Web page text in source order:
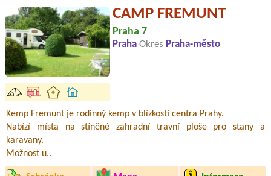
CAMP FREMUNT
Praha 7
Praha Okres Praha-město
Kemp Fremunt je rodinný kemp v blízkosti centra Prahy.
Nabízí místa na stíněné zahradní travní ploše pro stany a
karavany.
Možnost u..